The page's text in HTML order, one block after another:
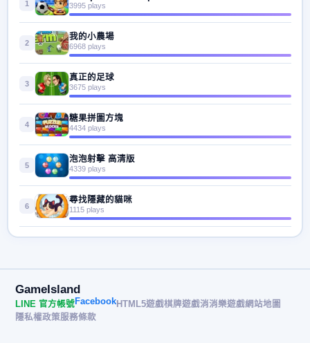
1 3995 plays
2
我的小農場
6968 plays
3
真正的足球
3675 plays
4
糖果拼圖方塊
4434 plays
5
泡泡射擊 高清版
4339 plays
6
尋找隱藏的貓咪
1115 plays
GameIsland
LINE 官方帳號FacebookHTML5遊戲棋牌遊戲消消樂遊戲網站地圖
隱私權政策服務條款